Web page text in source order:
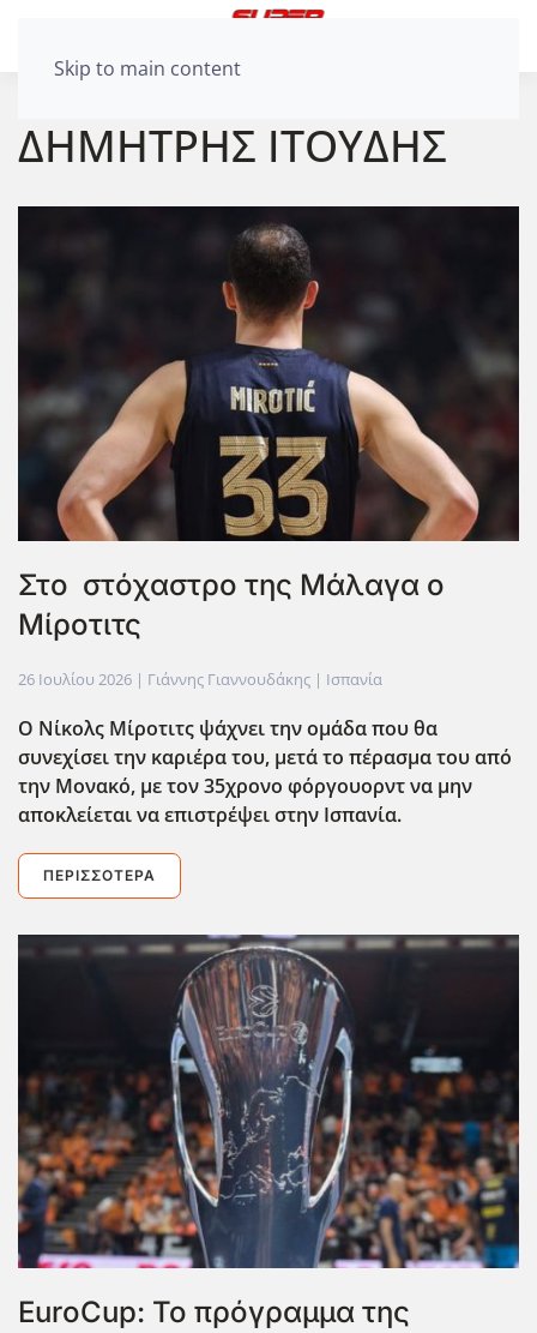
Skip to main content
ΔΗΜΗΤΡΗΣ ΙΤΟΥΔΗΣ
Στο στόχαστρο της Μάλαγα ο
Μίροτιτς
26 Ιουλίου 2026 | Γιάννης Γιαννουδάκης | Ισπανία
Ο Νίκολς Μίροτιτς ψάχνει την ομάδα που θα
συνεχίσει την καριέρα του, μετά το πέρασμα του από
την Μονακό, με τον 35χρονο φόργουορντ να μην
αποκλείεται να επιστρέψει στην Ισπανία.
ΠΕΡΙΣΣΌΤΕΡΑ
EuroCup: Το πρόγραμμα της